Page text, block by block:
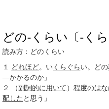
どの‐くらい〔‐く
読み方：どのくらい
１
どれほど。いくらぐらい。どの
―かかるのか」
２
（副詞的に 用いて） 程度のは
配した と思う」